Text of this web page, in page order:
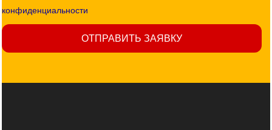
конфиденциальности
ОТПРАВИТЬ ЗАЯВКУ